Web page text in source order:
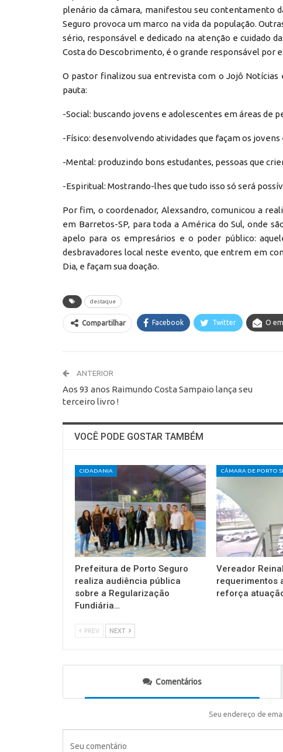
plenário da câmara, manifestou seu contentamento
Seguro provoca um marco na vida da população.
sério, responsável e dedicado na atenção e cuidado
Costa do Descobrimento, é o grande responsável por
O pastor finalizou sua entrevista com o Jojô
pauta:
-Social: buscando jovens e adolescentes em áreas de
-Físico: desenvolvendo atividades que façam os
-Mental: produzindo bons estudantes, pessoas que
-Espiritual: Mostrando-lhes que tudo isso só será
Por fim, o coordenador, Alexsandro, comunicou a
em Barretos-SP, para toda a América do Sul, onde
apelo para os empresários e o poder público:
desbravadores local neste evento, que entrem em
Dia, e façam sua doação.
destaque
Compartilhar Facebook Twitter O
ANTERIOR
Aos 93 anos Raimundo Costa Sampaio lança seu
terceiro livro !
VOCÊ PODE GOSTAR TAMBÉM
CIDADANIA
Prefeitura de Porto Seguro
realiza audiência pública
sobre a Regularização
Fundiária…
Vereador
requerimentos
reforça
PREV NEXT
Comentários
Seu endereço de